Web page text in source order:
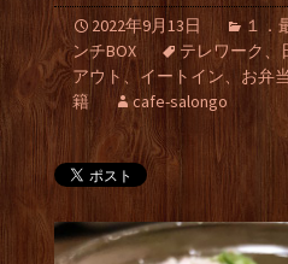
2022年9月13日 １．
ンチBOX
テレワーク、
アウト、イートイン、お弁
籍
cafe-salongo